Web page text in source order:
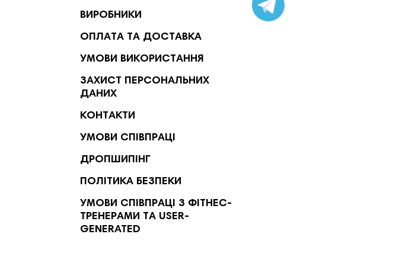
ВИРОБНИКИ
ОПЛАТА ТА ДОСТАВКА
УМОВИ ВИКОРИСТАННЯ
ЗАХИСТ ПЕРСОНАЛЬНИХ
ДАНИХ
КОНТАКТИ
УМОВИ СПІВПРАЦІ
ДРОПШИПІНГ
ПОЛІТИКА БЕЗПЕКИ
УМОВИ СПІВПРАЦІ З ФІТНЕС-
ТРЕНЕРАМИ ТА USER-
GENERATED